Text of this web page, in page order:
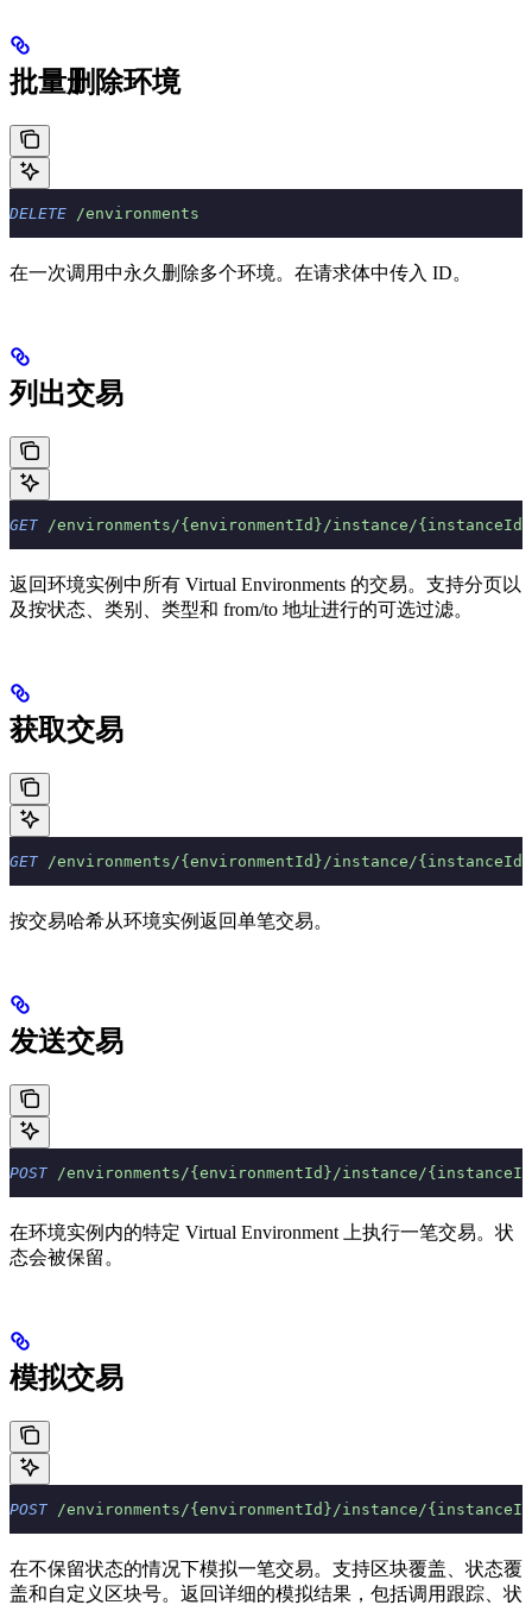
批量删除环境
DELETE /environments
在一次调用中永久删除多个环境。在请求体中传入 ID。
列出交易
GET /environments/{environmentId}/instance/
返回环境实例中所有 Virtual Environments 的交易。支持分页以
及按状态、类别、类型和 from/to 地址进行的可选过滤。
获取交易
GET /environments/{environmentId}/instance/
按交易哈希从环境实例返回单笔交易。
发送交易
POST /environments/{environmentId}/instance/
在环境实例内的特定 Virtual Environment 上执行一笔交易。状
态会被保留。
模拟交易
POST /environments/{environmentId}/instance/
在不保留状态的情况下模拟一笔交易。支持区块覆盖、状态覆
盖和自定义区块号。返回详细的模拟结果，包括调用跟踪、状